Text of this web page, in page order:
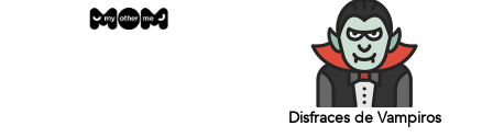
Disfraces de Vampiros